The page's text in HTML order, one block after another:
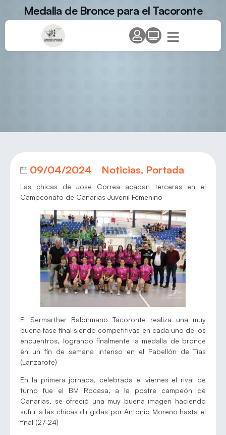
Medalla de Bronce para el Tacoronte
09/04/2024 Noticias, Portada
Las chicas de José Correa acaban terceras en el
Campeonato de Canarias Juvenil Femenino
El Sermarther Balonmano Tacoronte realiza una muy
buena fase final siendo competitivas en cada uno de los
encuentros, logrando finalmente la medalla de bronce
en un fin de semana intenso en el Pabellón de Tías
(Lanzarote)
En la primera jornada, celebrada el viernes el rival de
turno fue el BM Rocasa, a la postre campeón de
Canarias, se ofreció una muy buena imagen haciendo
sufrir a las chicas dirigidas por Antonio Moreno hasta el
final (27-24)